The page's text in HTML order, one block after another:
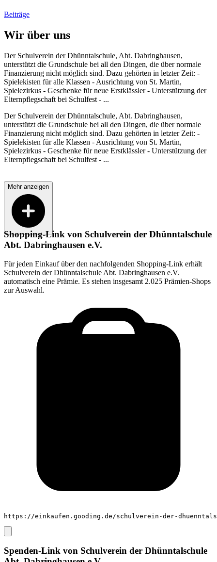
Beiträge
Wir über uns
Der Schulverein der Dhünntalschule, Abt. Dabringhausen,
unterstützt die Grundschule bei all den Dingen, die über normale
Finanzierung nicht möglich sind. Dazu gehörten in letzter Zeit: -
Spielekisten für alle Klassen - Ausrichtung von St. Martin,
Spielezirkus - Geschenke für neue Erstklässler - Unterstützung der
Elternpflegschaft bei Schulfest - ...
Der Schulverein der Dhünntalschule, Abt. Dabringhausen,
unterstützt die Grundschule bei all den Dingen, die über normale
Finanzierung nicht möglich sind. Dazu gehörten in letzter Zeit: -
Spielekisten für alle Klassen - Ausrichtung von St. Martin,
Spielezirkus - Geschenke für neue Erstklässler - Unterstützung der
Elternpflegschaft bei Schulfest - ...
Mehr anzeigen
Shopping-Link von Schulverein der Dhünntalschule
Abt. Dabringhausen e.V.
Für jeden Einkauf über den nachfolgenden Shopping-Link erhält
Schulverein der Dhünntalschule Abt. Dabringhausen e.V.
automatisch eine Prämie. Es stehen insgesamt 2.025 Prämien-Shops
zur Auswahl.
https://einkaufen.gooding.de/schulverein-der-
Spenden-Link von Schulverein der Dhünntalschule